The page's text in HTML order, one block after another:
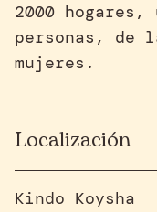
2000
personas, de
mujeres.
Localización
Kindo Koysha